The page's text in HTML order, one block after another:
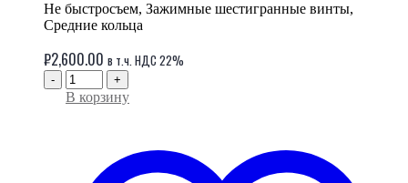
Не быстросъем, Зажимные шестигранные винты,
Средние кольца
₽2,600.00 в т.ч. НДС 22%
- +
В корзину